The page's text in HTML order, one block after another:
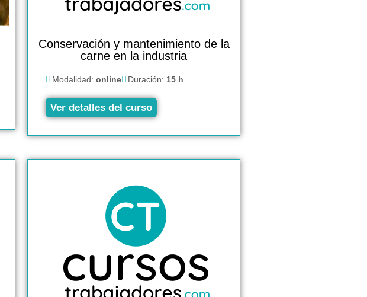
Conservación y mantenimiento de la
carne en la industria
Modalidad: online Duración: 15 h
Ver detalles del curso